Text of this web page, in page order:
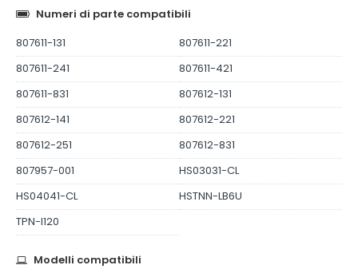
Numeri di parte compatibili
807611-131
807611-221
807611-241
807611-421
807611-831
807612-131
807612-141
807612-221
807612-251
807612-831
807957-001
HS03031-CL
HS04041-CL
HSTNN-LB6U
TPN-I120
Modelli compatibili